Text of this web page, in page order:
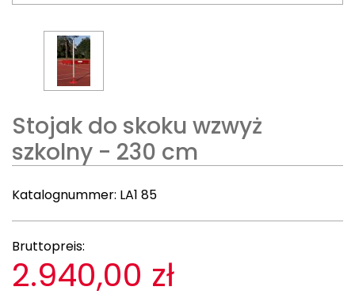
Stojak do skoku wzwyż
szkolny - 230 cm
Katalognummer: LA1 85
Bruttopreis:
2.940,00 zł